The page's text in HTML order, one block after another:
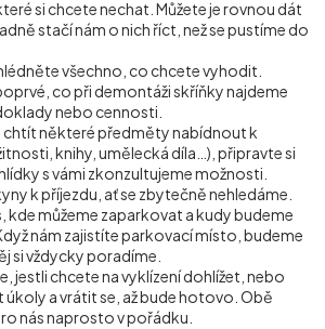
si chcete nechat. Můžete je rovnou dát
stačí nám o nich říct, než se pustíme do
všechno, co chcete vyhodit.
co při demontáži skříňky najdeme
nebo cennosti.
některé předměty nabídnout k
knihy, umělecká díla…), připravte si
s vámi zkonzultujeme možnosti.
k příjezdu, ať se zbytečně nehledáme.
kde můžeme zaparkovat a kudy budeme
nám zajistíte parkovací místo, budeme
si vždycky poradíme.
jestli chcete na vyklízení dohlížet, nebo
úkoly a vrátit se, až bude hotovo. Obě
nás naprosto v pořádku.